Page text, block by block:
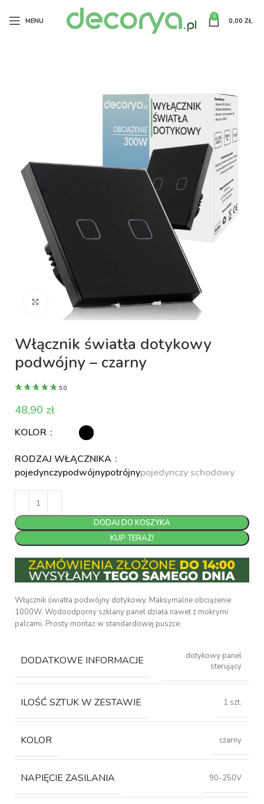
MENU
0
0,00 ZŁ
Kliknij aby powiększyć
Włącznik światła dotykowy
podwójny – czarny
5.0
zł
KOLOR
RODZAJ WŁĄCZNIKA
pojedynczypodwójnypotrójnypojedynczy schodowy
DODAJ DO KOSZYKA
KUP TERAZ!
Włącznik światła podwójny dotykowy. Maksymalne obciążenie
1000W. Wodoodporny szklany panel działa nawet z mokrymi
palcami. Prosty montaż w standardowej puszce.
DODATKOWE INFORMACJE
dotykowy panel
sterujący
ILOŚĆ SZTUK W ZESTAWIE 1 szt.
KOLOR czarny
NAPIĘCIE ZASILANIA 90-250V